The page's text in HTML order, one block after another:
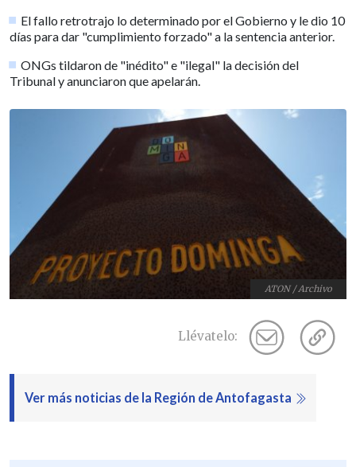
El fallo retrotrajo lo determinado por el Gobierno y le dio 10
días para dar "cumplimiento forzado" a la sentencia anterior.
ONGs tildaron de "inédito" e "ilegal" la decisión del
Tribunal y anunciaron que apelarán.
ATON / Archivo
Llévatelo:
Ver más noticias de la Región de Antofagasta